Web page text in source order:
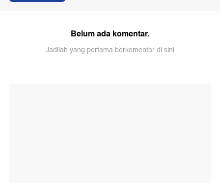
Belum ada komentar.
Jadilah yang pertama berkomentar di sini